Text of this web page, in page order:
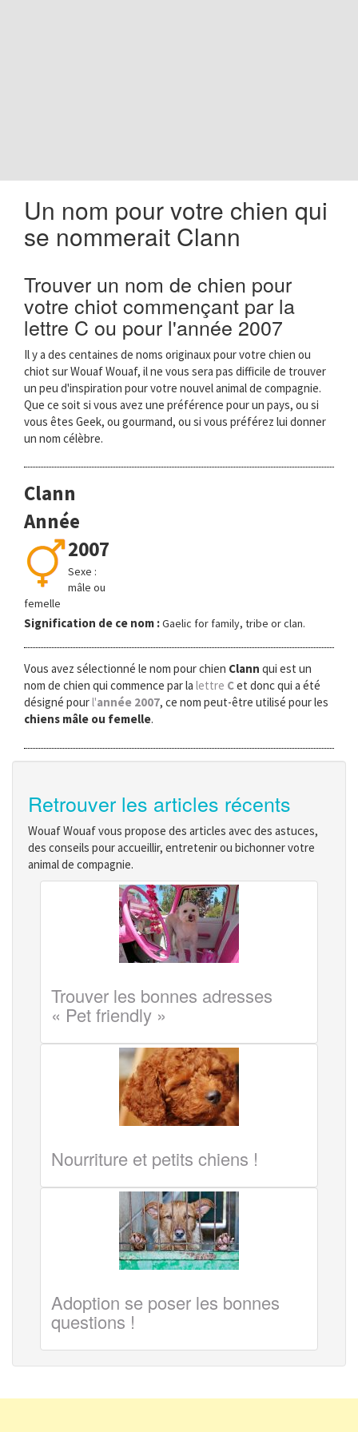
Un nom pour votre chien qui
se nommerait Clann
Trouver un nom de chien pour
votre chiot commençant par la
lettre C ou pour l'année 2007
Il y a des centaines de noms originaux pour votre chien ou
chiot sur Wouaf Wouaf, il ne vous sera pas difficile de trouver
un peu d'inspiration pour votre nouvel animal de compagnie.
Que ce soit si vous avez une préférence pour un pays, ou si
vous êtes Geek, ou gourmand, ou si vous préférez lui donner
un nom célèbre.
Clann
Année
2007
Sexe :
mâle ou
femelle
Signification de ce nom :Gaelic for family, tribe or clan.
Vous avez sélectionné le nom pour chien Clann qui est un
nom de chien qui commence par la lettre Cet donc qui a été
désigné pourl'année 2007, ce nom peut-être utilisé pour les
chiens mâle ou femelle.
Retrouver les articles récents
Wouaf Wouaf vous propose des articles avec des astuces,
des conseils pour accueillir, entretenir ou bichonner votre
animal de compagnie.
Trouver les bonnes adresses
« Pet friendly »
Nourriture et petits chiens !
Adoption se poser les bonnes
questions !